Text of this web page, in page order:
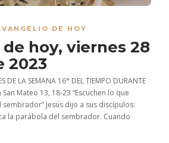
DE HOY
hoy, viernes 28
2023
DE LA SEMANA 16° DEL TIEMPO DURANTE
San Mateo 13, 18-23 “Escuchen lo que
Jesús dijo a sus discípulos:
la parábola del sembrador. Cuando